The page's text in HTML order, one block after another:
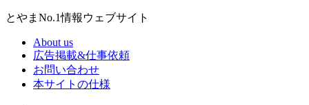
とやまNo.1情報ウェブサイト
About us
広告掲載&仕事依頼
お問い合わせ
本サイトの仕様